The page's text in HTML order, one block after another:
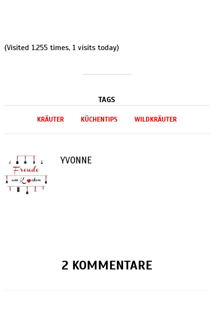
(Visited 1.255 times, 1 visits today)
TAGS
KRÄUTER KÜCHENTIPS WILDKRÄUTER
YVONNE
2 KOMMENTARE